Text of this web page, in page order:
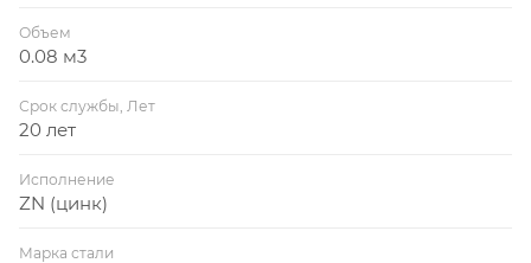
Объем
0.08 м3
Срок службы, Лет
20 лет
Исполнение
ZN (цинк)
Марка стали